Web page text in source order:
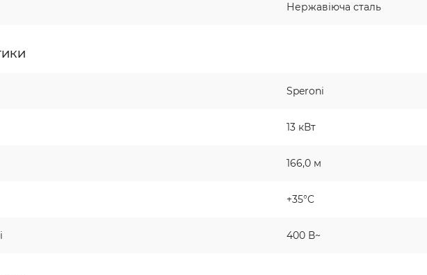
Нержавіюча сталь
Speroni
13 кВт
166,0 м
+35°C
400 В~